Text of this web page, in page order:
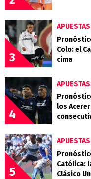
3
APUESTAS
Colo: el
cima
4
APUESTAS
los
5
APUESTAS
Católica:
Clásico